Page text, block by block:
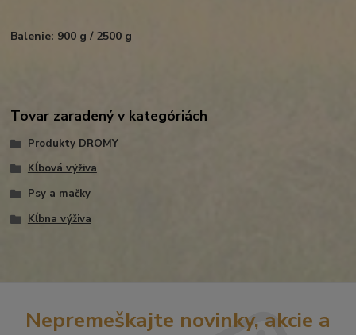
Balenie: 900 g / 2500 g
Tovar zaradený v kategóriách
Produkty DROMY
Kĺbová výživa
Psy a mačky
Kĺbna výživa
Nepremeškajte novinky, akcie a